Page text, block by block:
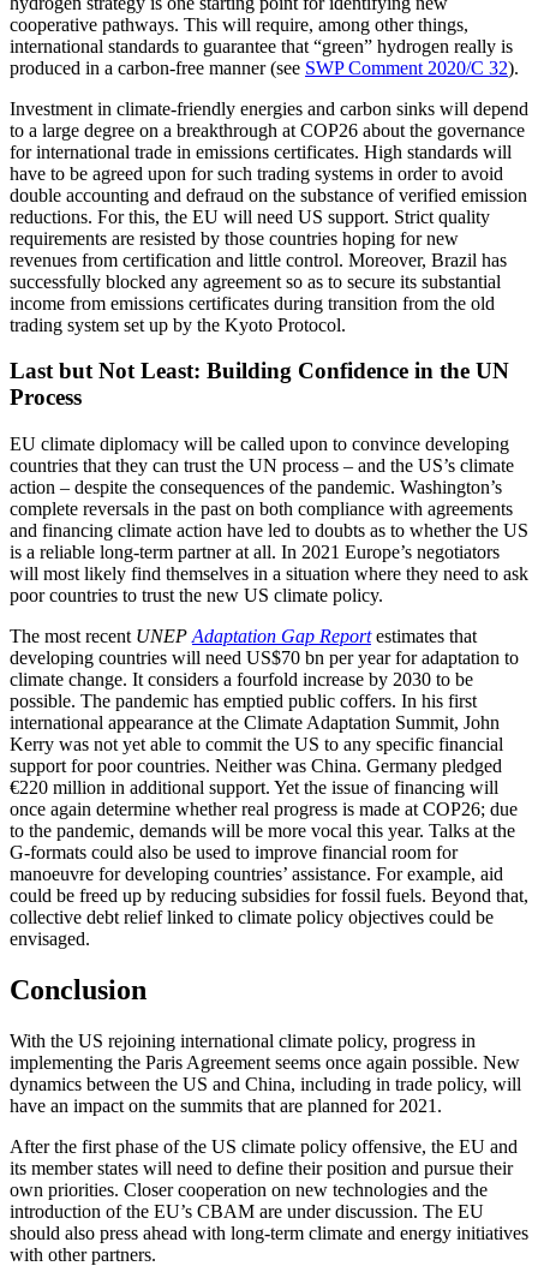
cooperative pathways. This will require, among other things,
international standards to guarantee that “green” hydrogen really is
produced in a carbon-free manner (see SWP Comment 2020/C 32).
Investment in climate-friendly energies and carbon sinks will depend
to a large degree on a breakthrough at COP26 about the governance
for international trade in emissions certificates. High standards will
have to be agreed upon for such trading systems in order to avoid
double accounting and defraud on the substance of verified emission
reductions. For this, the EU will need US support. Strict quality
requirements are resisted by those countries hop­ing for new
revenues from certification and little control. Moreover, Brazil has
successfully blocked any agreement so as to secure its substantial
income from emissions cer­tifi­cates during transition from the old
trad­ing system set up by the Kyoto Protocol.
Last but Not Least: Building Confidence in the UN
Process
EU climate diplomacy will be called upon to convince developing
countries that they can trust the UN process – and the US’s climate
action – despite the consequences of the pandemic. Washington’s
complete reversals in the past on both compliance with agreements
and financing climate action have led to doubts as to whether the US
is a reliable long-term partner at all. In 2021 Europe’s negotiators
will most likely find themselves in a situation where they need to ask
poor countries to trust the new US climate policy.
The most recent UNEP Adaptation Gap Reportestimates that
developing countries will need US$70 bn per year for adaptation to
climate change. It considers a fourfold increase by 2030 to be
possible. The pan­demic has emptied public coffers. In his first
international appearance at the Cli­mate Adaptation Summit, John
Kerry was not yet able to commit the US to any spe­cific financial
support for poor countries. Neither was China. Germany pledged
€220 million in additional support. Yet the issue of financing will
once again determine whether real progress is made at COP26; due
to the pandemic, demands will be more vocal this year. Talks at the
G-formats could also be used to improve financial room for
manoeuvre for developing countries’ assis­tance. For example, aid
could be freed up by reducing subsidies for fossil fuels. Beyond that,
collective debt relief linked to climate policy objectives could be
envisaged.
Conclusion
With the US rejoining international climate policy, progress in
implementing the Paris Agreement seems once again possible. New
dynamics between the US and China, in­cluding in trade policy, will
have an impact on the summits that are planned for 2021.
After the first phase of the US climate policy offensive, the EU and
its member states will need to define their position and pursue their
own priorities. Closer coopera­tion on new technologies and the
introduc­tion of the EU’s CBAM are under discussion. The EU
should also press ahead with long-term climate and energy initiatives
with other partners.